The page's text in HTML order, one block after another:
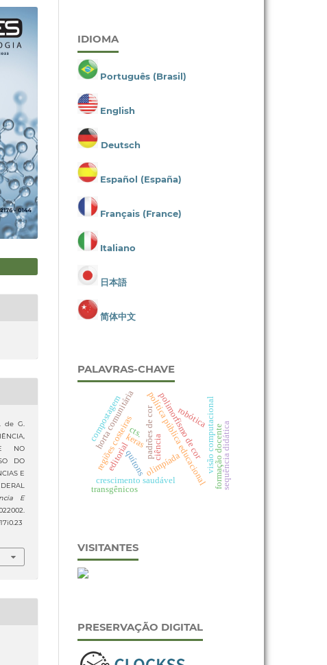
de G.
NO
DO
E
E
IDIOMA
Português (Brasil)
English
Deutsch
Español (España)
Français (France)
Italiano
日本語
简体中文
PALAVRAS-CHAVE
editorial olimpíada
política pública educacional
padrões de corpolimorfismo de cor
quítons
regiões costeiras robóticavisão computacional
keras
crescimento saudável formação docentesequência didática
transgênicos
cts.
horta comunitária
compostagem
ciência
VISITANTES
PRESERVAÇÃO DIGITAL